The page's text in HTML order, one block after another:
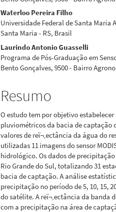
artigo
principal
Waterloo Pereira Filho
Universidade Federal de Santa Maria
Santa Maria - RS, Brasil
Laurindo Antonio Guasselli
Programa de Pós-Graduação em
Bento Gonçalves, 9500 - Bairro
Resumo
O estudo tem por objetivo
pluviométricos da bacia de captação
valores de reï¬‚ectância da água do
utilizadas 11 imagens do sensor
hidrológico. Os dados de
Rio Grande do Sul, totalizando 31
bacia de captação. A análise
precipitação no período de 5, 10, 15,
do satélite. A reï¬‚ectância da banda
com a precipitação na área de